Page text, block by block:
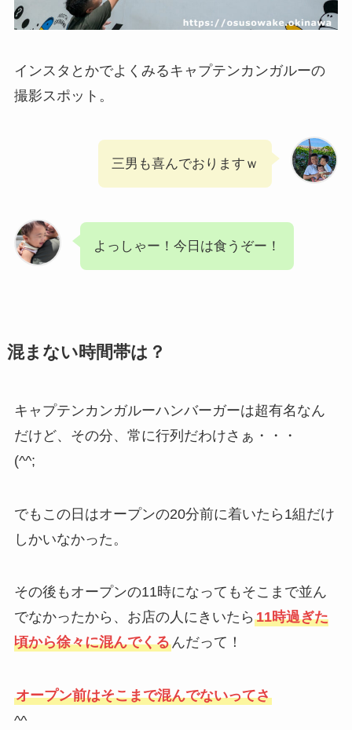
インスタとかでよくみるキャプテンカンガルーの
撮影スポット。
三男も喜んでおりますｗ
よっしゃー！今日は食うぞー！
混まない時間帯は？
キャプテンカンガルーハンバーガーは超有名なん
だけど、その分、常に行列だわけさぁ・・・
(^^;
でもこの日はオープンの20分前に着いたら1組だけ
しかいなかった。
その後もオープンの11時になってもそこまで並ん
でなかったから、お店の人にきいたら 11時過ぎた
頃から徐々に混んでくるんだって！
オープン前はそこまで混んでないってさ
^^